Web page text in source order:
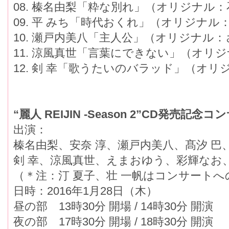
08. 榛名由梨「粋な別れ」（オリジナル
09. 平 みち「時代おくれ」（オリジナル
10. 瀬戸内美八「主人公」（オリジナル
11. 涼風真世「言葉にできない」（オリ
12. 剣 幸「歌うたいのバラッド」（オリ
“麗人 REIJIN -Season 2”CD発売記念コ
出演：
榛名由梨、安奈 淳、瀬戸内美八、髙汐 巴
剣 幸、涼風真世、えまおゆう、彩輝なお
（＊注：汀 夏子、壮 一帆はコンサート
日時：2016年1月28日（木）
昼の部 13時30分 開場 / 14時30分 開演
夜の部 17時30分 開場 / 18時30分 開演